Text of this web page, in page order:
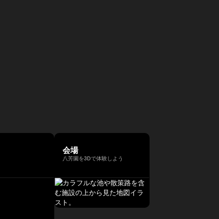
会場
八芳園を3Dで体験しよう